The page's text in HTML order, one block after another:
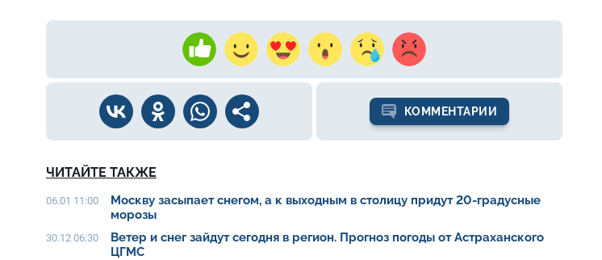
КОММЕНТАРИИ
ЧИТАЙТЕ ТАКЖЕ
06.01 11:00
Москву засыпает снегом, а к выходным в столицу придут 20-градусные
морозы
30.12 06:30
Ветер и снег зайдут сегодня в регион. Прогноз погоды от Астраханского
ЦГМС